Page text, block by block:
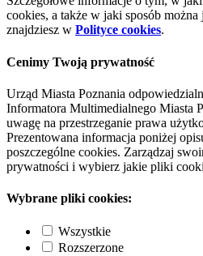
cookies, a także w jaki sposób
znajdziesz w Polityce cookies.
Cenimy Twoją prywatność
Urząd Miasta Poznania
Informatora Multimedialnego Miasta
uwagę na przestrzeganie prawa
Prezentowana informacja poniżej
poszczególne cookies. Zarządzaj
prywatności i wybierz jakie pliki
Wybrane pliki cookies:
Wszystkie
Rozszerzone